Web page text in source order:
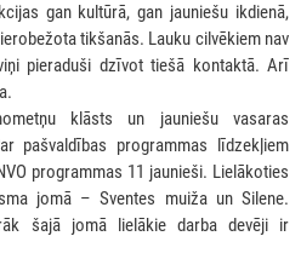
gan kultūrā, gan jauniešu ikdienā,
tikšanās. Lauku cilvēkiem nav
pieraduši dzīvot tiešā kontaktā. Arī
klāsts un jauniešu vasaras
pašvaldības programmas līdzekļiem
programmas 11 jaunieši. Lielākoties
jomā – Sventes muiža un Silene.
šajā jomā lielākie darba devēji ir